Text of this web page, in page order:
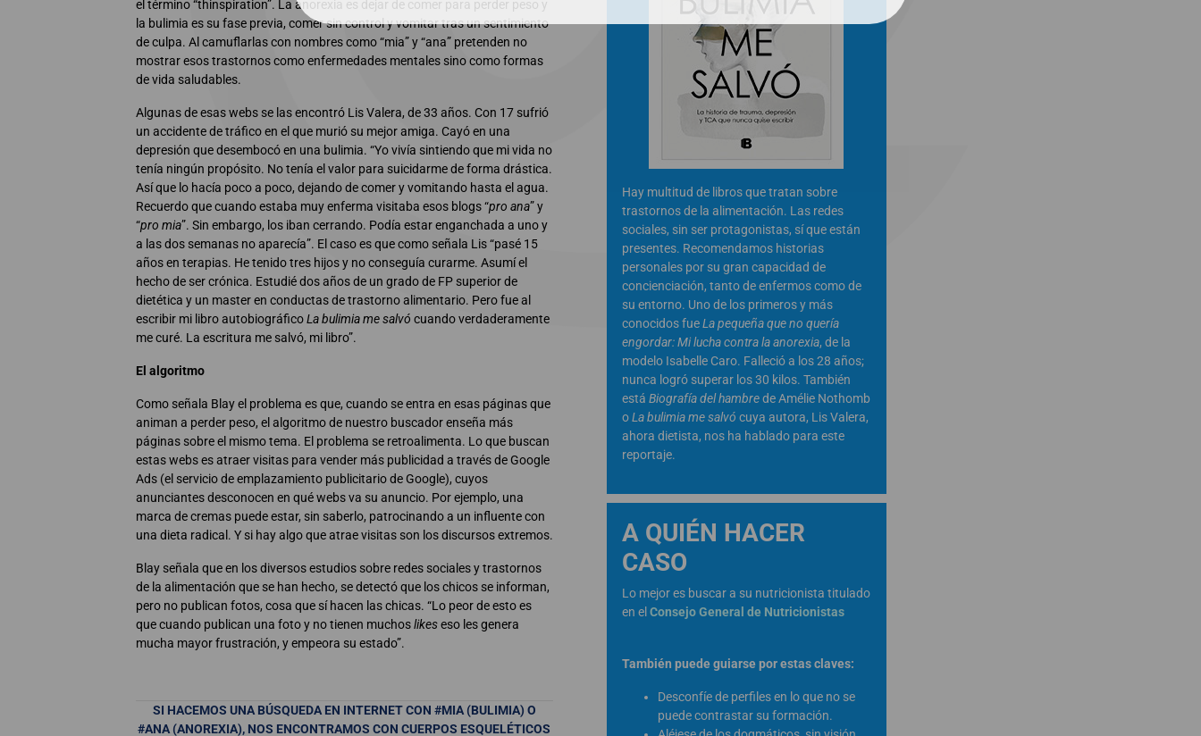
el término “thinspiration”. La anorexia es dejar de comer para perder peso y
la bulimia es su fase previa, comer sin control y vomitar tras un sentimiento
de culpa. Al camuflarlas con nombres como “mia” y “ana” pretenden no
mostrar esos trastornos como enfermedades mentales sino como formas
de vida saludables.
Algunas de esas webs se las encontró Lis Valera, de 33 años. Con 17 sufrió
un accidente de tráfico en el que murió su mejor amiga. Cayó en una
depresión que desembocó en una bulimia. “Yo vivía sintiendo que mi vida no
tenía ningún propósito. No tenía el valor para suicidarme de forma drástica.
Así que lo hacía poco a poco, dejando de comer y vomitando hasta el agua.
Recuerdo que cuando estaba muy enferma visitaba esos blogs “pro ana” y
“pro mia”. Sin embargo, los iban cerrando. Podía estar enganchada a uno y
a las dos semanas no aparecía”. El caso es que como señala Lis “pasé 15
años en terapias. He tenido tres hijos y no conseguía curarme. Asumí el
hecho de ser crónica. Estudié dos años de un grado de FP superior de
dietética y un master en conductas de trastorno alimentario. Pero fue al
escribir mi libro autobiográficoLa bulimia me salvó cuando verdaderamente
me curé. La escritura me salvó, mi libro”.
El algoritmo
Como señala Blay el problema es que, cuando se entra en esas páginas que
animan a perder peso, el algoritmo de nuestro buscador enseña más
páginas sobre el mismo tema. El problema se retroalimenta. Lo que buscan
estas webs es atraer visitas para vender más publicidad a través de Google
Ads (el servicio de emplazamiento publicitario de Google), cuyos
anunciantes desconocen en qué webs va su anuncio. Por ejemplo, una
marca de cremas puede estar, sin saberlo, patrocinando a un influente con
una dieta radical. Y si hay algo que atrae visitas son los discursos extremos.
Blay señala que en los diversos estudios sobre redes sociales y trastornos
de la alimentación que se han hecho, se detectó que los chicos se informan,
pero no publican fotos, cosa que sí hacen las chicas. “Lo peor de esto es
que cuando publican una foto y no tienen muchoslikeseso les genera
mucha mayor frustración, y empeora su estado”.
SI HACEMOS UNA BÚSQUEDA EN INTERNET CON #MIA (BULIMIA) O
#ANA (ANOREXIA), NOS ENCONTRAMOS CON CUERPOS ESQUELÉTICOS
Hay multitud de libros que tratan sobre
trastornos de la alimentación. Las redes
sociales, sin ser protagonistas, sí que están
presentes. Recomendamos historias
personales por su gran capacidad de
concienciación, tanto de enfermos como de
su entorno. Uno de los primeros y más
conocidos fueLa pequeña que no quería
engordar: Mi lucha contra la anorexia, de la
modelo Isabelle Caro. Falleció a los 28 años;
nunca logró superar los 30 kilos. También
está Biografía del hambrede Amélie Nothomb
oLa bulimia me salvó cuya autora, Lis Valera,
ahora dietista, nos ha hablado para este
reportaje.
A QUIÉN HACER
CASO
Lo mejor es buscar a su nutricionista titulado
en el Consejo General de Nutricionistas
También puede guiarse por estas claves:
Desconfíe de perfiles en lo que no se
puede contrastar su formación.